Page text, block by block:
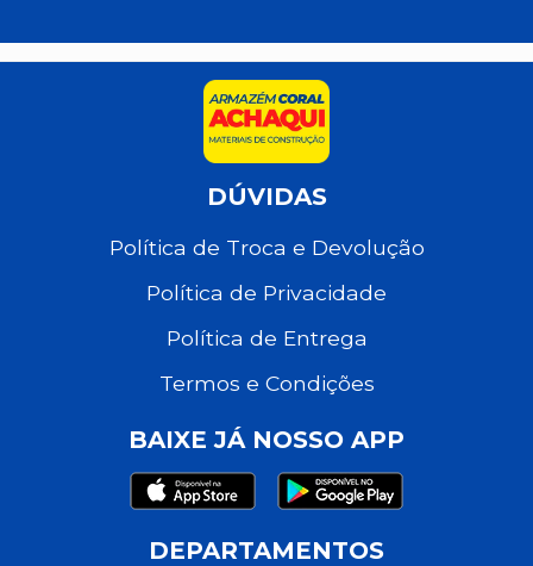
DÚVIDAS
Política de Troca e Devolução
Política de Privacidade
Política de Entrega
Termos e Condições
BAIXE JÁ NOSSO APP
DEPARTAMENTOS